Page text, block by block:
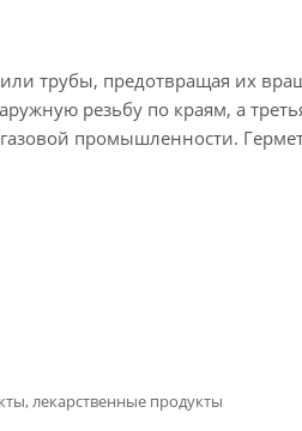
трубы, предотвращая их
резьбу по краям, а
промышленности.
лекарственные продукты